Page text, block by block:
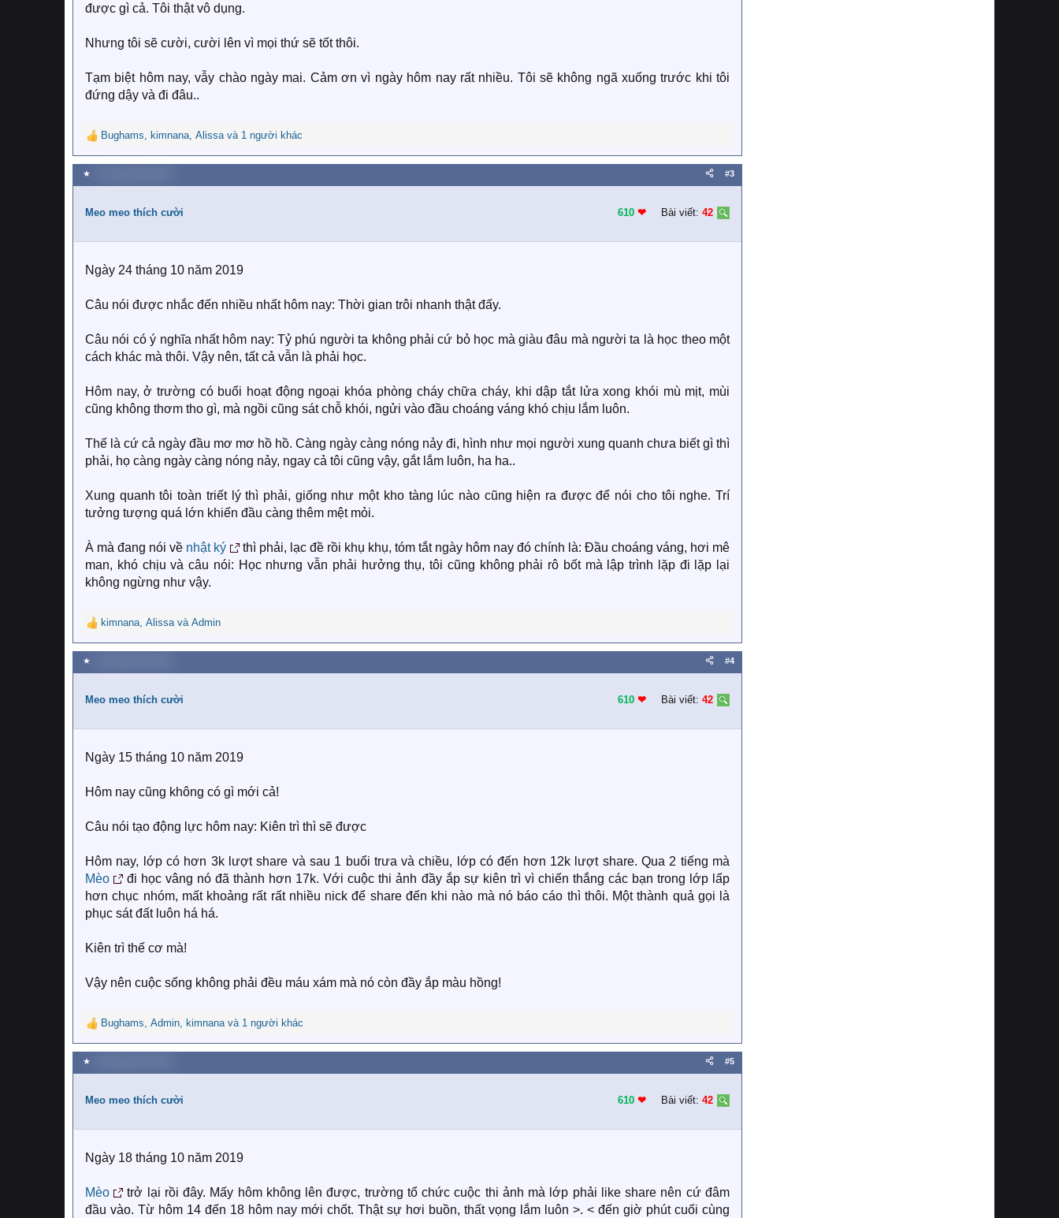
được gì cả. Tôi thật vô dụng.
Nhưng tôi sẽ cười, cười lên vì mọi thứ sẽ tốt thôi.
Tạm biệt hôm nay, vẫy chào ngày mai. Cảm ơn vì ngày hôm nay rất nhiều. Tôi sẽ không ngã xuống trước khi tôi
đứng dậy và đi đâu..
R
e
a
c
i
n
:
Bughams, kimnana, Alissavà 1 người khác
★ #3
Meo meo thích cười 610 ❤︎ Bài viết: 42
Ngày 24 tháng 10 năm 2019
Câu nói được nhắc đến nhiều nhất hôm nay: Thời gian trôi nhanh thật đấy.
Câu nói có ý nghĩa nhất hôm nay: Tỷ phú người ta không phải cứ bỏ học mà giàu đâu mà người ta là học theo một
cách khác mà thôi. Vậy nên, tất cả vẫn là phải học.
Hôm nay, ở trường có buổi hoạt động ngoại khóa phòng cháy chữa cháy, khi dập tắt lửa xong khói mù mịt, mùi
cũng không thơm tho gì, mà ngồi cũng sát chỗ khói, ngửi vào đầu choáng váng khó chịu lắm luôn.
Thế là cứ cả ngày đầu mơ mơ hồ hồ. Càng ngày càng nóng nảy đi, hình như mọi người xung quanh chưa biết gì thì
phải, họ càng ngày càng nóng nảy, ngay cả tôi cũng vậy, gắt lắm luôn, ha ha..
Xung quanh tôi toàn triết lý thì phải, giống như một kho tàng lúc nào cũng hiện ra được để nói cho tôi nghe. Trí
tưởng tượng quá lớn khiến đầu càng thêm mệt mỏi.
À mà đang nói về nhật ký
thì phải, lạc đề rồi khụ khụ, tóm tắt ngày hôm nay đó chính là: Đầu choáng váng, hơi mê
man, khó chịu và câu nói: Học nhưng vẫn phải hưởng thụ, tôi cũng không phải rô bốt mà lập trình lặp đi lặp lại
không ngừng như vậy.
R
e
a
c
i
n
:
kimnana, Alissavà Admin
★ #4
Meo meo thích cười 610 ❤︎ Bài viết: 42
Ngày 15 tháng 10 năm 2019
Hôm nay cũng không có gì mới cả!
Câu nói tạo động lực hôm nay: Kiên trì thì sẽ được
Hôm nay, lớp có hơn 3k lượt share và sau 1 buổi trưa và chiều, lớp có đến hơn 12k lượt share. Qua 2 tiếng mà
Mèo
đi học vâng nó đã thành hơn 17k. Với cuộc thi ảnh đầy ắp sự kiên trì vì chiến thắng các bạn trong lớp lấp
hơn chục nhóm, mất khoảng rất rất nhiều nick để share đến khi nào mà nó báo cáo thì thôi. Một thành quả gọi là
phục sát đất luôn há há.
Kiên trì thế cơ mà!
Vậy nên cuộc sống không phải đều máu xám mà nó còn đầy ắp màu hồng!
R
e
a
c
i
n
:
Bughams, Admin, kimnanavà 1 người khác
★ #5
Meo meo thích cười 610 ❤︎ Bài viết: 42
Ngày 18 tháng 10 năm 2019
Mèo
trở lại rồi đây. Mấy hôm không lên được, trường tổ chức cuộc thi ảnh mà lớp phải like share nên cứ đâm
đầu vào. Từ hôm 14 đến 18 hôm nay mới chốt. Thật sự hơi buồn, thất vọng lắm luôn >. < đến giờ phút cuối cùng